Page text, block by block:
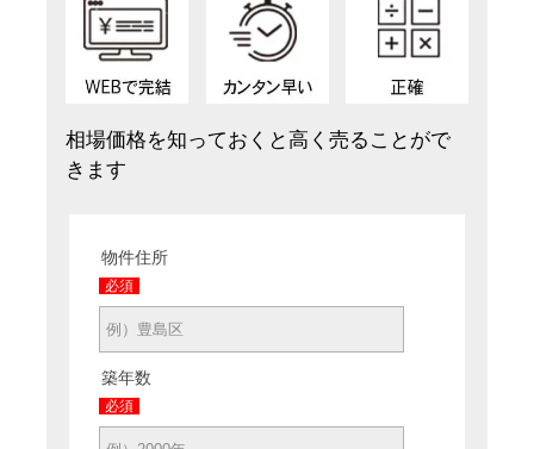
相場価格を知っておくと高く売ることがで
きます
物件住所
必須
築年数
必須